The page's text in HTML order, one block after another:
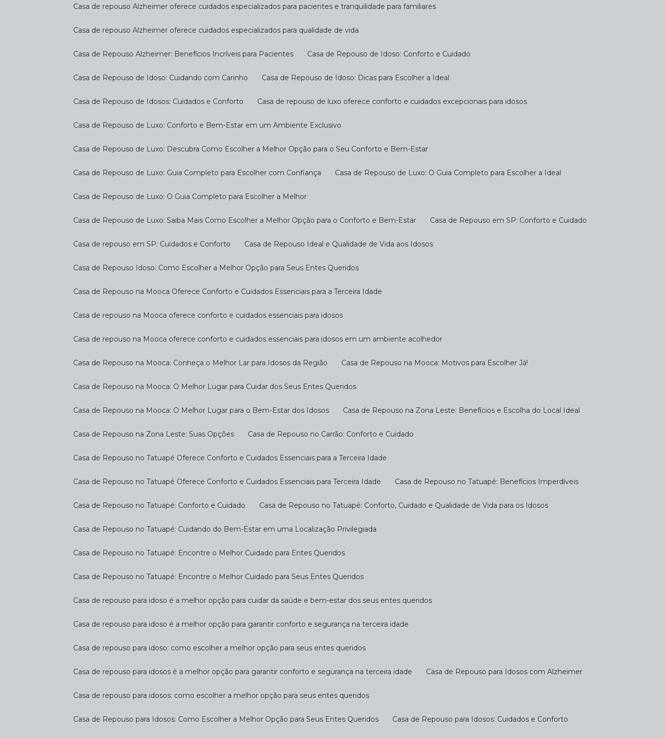
Casa de repouso Alzheimer oferece cuidados especializados para pacientes e tranquilidade para familiares
Casa de repouso Alzheimer oferece cuidados especializados para qualidade de vida
Casa de Repouso Alzheimer: Benefícios Incríveis para Pacientes Casa de Repouso de Idoso: Conforto e Cuidado
Casa de Repouso de Idoso: Cuidando com Carinho Casa de Repouso de Idoso: Dicas para Escolher a Ideal
Casa de Repouso de Idosos: Cuidados e Conforto Casa de repouso de luxo oferece conforto e cuidados excepcionais para idosos
Casa de Repouso de Luxo: Conforto e Bem-Estar em um Ambiente Exclusivo
Casa de Repouso de Luxo: Descubra Como Escolher a Melhor Opção para o Seu Conforto e Bem-Estar
Casa de Repouso de Luxo: Guia Completo para Escolher com Confiança Casa de Repouso de Luxo: O Guia Completo para Escolher a Ideal
Casa de Repouso de Luxo: O Guia Completo para Escolher a Melhor
Casa de Repouso de Luxo: Saiba Mais Como Escolher a Melhor Opção para o Conforto e Bem-Estar Casa de Repouso em SP: Conforto e Cuidado
Casa de repouso em SP: Cuidados e Conforto Casa de Repouso Ideal e Qualidade de Vida aos Idosos
Casa de Repouso Idoso: Como Escolher a Melhor Opção para Seus Entes Queridos
Casa de Repouso na Mooca Oferece Conforto e Cuidados Essenciais para a Terceira Idade
Casa de repouso na Mooca oferece conforto e cuidados essenciais para idosos
Casa de repouso na Mooca oferece conforto e cuidados essenciais para idosos em um ambiente acolhedor
Casa de Repouso na Mooca: Conheça o Melhor Lar para Idosos da Região Casa de Repouso na Mooca: Motivos para Escolher Já!
Casa de Repouso na Mooca: O Melhor Lugar para Cuidar dos Seus Entes Queridos
Casa de Repouso na Mooca: O Melhor Lugar para o Bem-Estar dos Idosos Casa de Repouso na Zona Leste: Benefícios e Escolha do Local Ideal
Casa de Repouso na Zona Leste: Suas Opções Casa de Repouso no Carrão: Conforto e Cuidado
Casa de Repouso no Tatuapé Oferece Conforto e Cuidados Essenciais para a Terceira Idade
Casa de Repouso no Tatuapé Oferece Conforto e Cuidados Essenciais para Terceira Idade Casa de Repouso no Tatuapé: Benefícios Imperdíveis
Casa de Repouso no Tatuapé: Conforto e Cuidado Casa de Repouso no Tatuapé: Conforto, Cuidado e Qualidade de Vida para os Idosos
Casa de Repouso no Tatuapé: Cuidando do Bem-Estar em uma Localização Privilegiada
Casa de Repouso no Tatuapé: Encontre o Melhor Cuidado para Entes Queridos
Casa de Repouso no Tatuapé: Encontre o Melhor Cuidado para Seus Entes Queridos
Casa de repouso para idoso é a melhor opção para cuidar da saúde e bem-estar dos seus entes queridos
Casa de repouso para idoso é a melhor opção para garantir conforto e segurança na terceira idade
Casa de repouso para idoso: como escolher a melhor opção para seus entes queridos
Casa de repouso para idosos é a melhor opção para garantir conforto e segurança na terceira idade Casa de Repouso para Idosos com Alzheimer
Casa de repouso para idosos: como escolher a melhor opção para seus entes queridos
Casa de Repouso para Idosos: Como Escolher a Melhor Opção para Seus Entes Queridos Casa de Repouso para Idosos: Cuidados e Conforto